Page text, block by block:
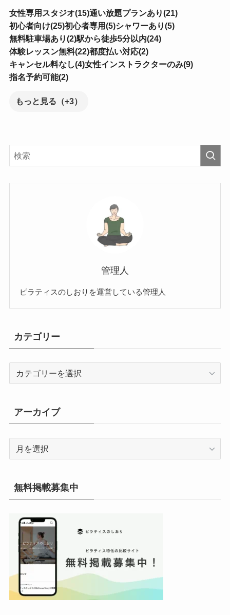
女性専用スタジオ(15)通い放題プランあり(21)
初心者向け(25)初心者専用(5)シャワーあり(5)
無料駐車場あり(2)駅から徒歩5分以内(24)
体験レッスン無料(22)都度払い対応(2)
キャンセル料なし(4)女性インストラクターのみ(9)
指名予約可能(2)
もっと見る（+3）
管理人
ピラティスのしおりを運営している管理人
カテゴリー
リ
ー
アーカイブ
イ
ブ
無料掲載募集中